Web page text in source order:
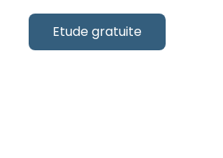
Etude gratuite